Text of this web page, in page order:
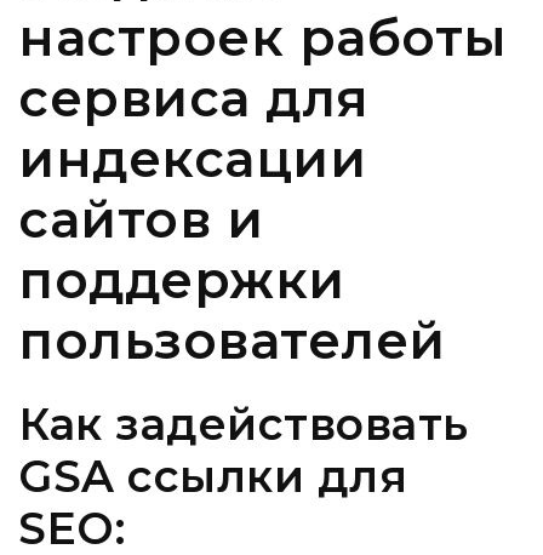
настроек работы
сервиса для
индексации
сайтов и
поддержки
пользователей
Как задействовать
GSA ссылки для
SEO: